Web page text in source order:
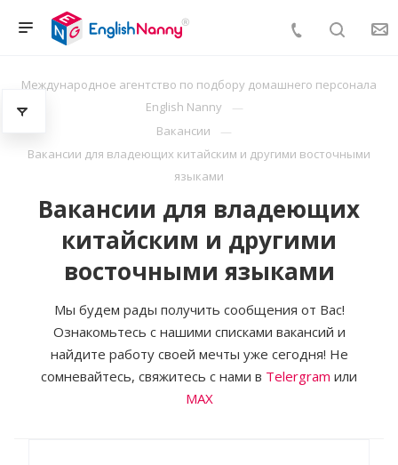
Международное агентство по подбору домашнего персонала
English Nanny
Вакансии
Вакансии для владеющих китайским и другими восточными
языками
Вакансии для владеющих
китайским и другими
восточными языками
Мы будем рады получить сообщения от Вас!
Ознакомьтесь с нашими списками вакансий и
найдите работу своей мечты уже сегодня! Не
сомневайтесь, свяжитесь с нами в Telergram или
MAX